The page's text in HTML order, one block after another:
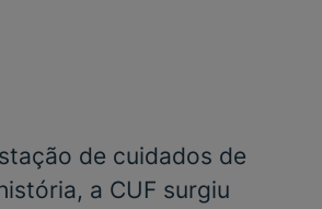
de cuidados de
a CUF surgiu